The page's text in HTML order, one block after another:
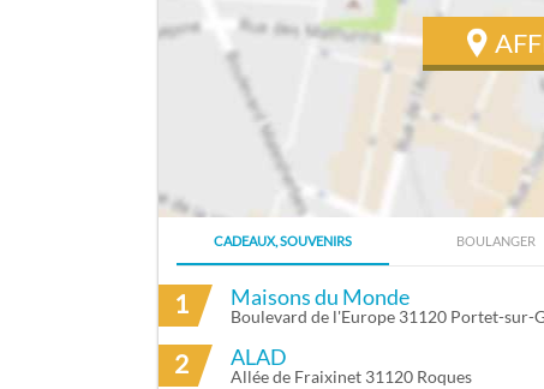
ITINÉRAIRE VERS DAVID ROBERT À
CADEAUX, SOUVENIRS BOULANGER
1 Maisons du Monde
Boulevard de l'Europe 31120 Portet-sur-
2 ALAD
Allée de Fraixinet 31120 Roques